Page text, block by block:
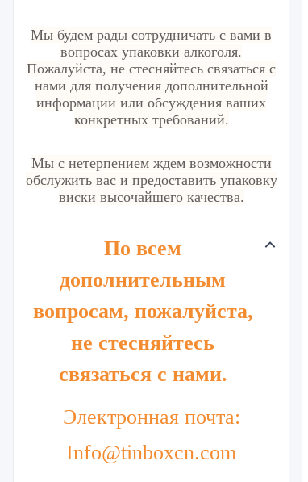
Мы будем рады сотрудничать с вами в
вопросах упаковки алкоголя.
Пожалуйста, не стесняйтесь связаться с
нами для получения дополнительной
информации или обсуждения ваших
конкретных требований.
Мы с нетерпением ждем возможности
обслужить вас и предоставить упаковку
виски высочайшего качества.
По всем
дополнительным
вопросам, пожалуйста,
не стесняйтесь
связаться с нами.
Электронная почта:
Info@tinboxcn.com